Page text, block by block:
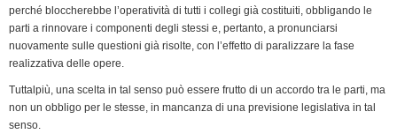
perché bloccherebbe l’operatività di tutti i collegi già costituiti, obbligando le
parti a rinnovare i componenti degli stessi e, pertanto, a pronunciarsi
nuovamente sulle questioni già risolte, con l’effetto di paralizzare la fase
realizzativa delle opere.
Tuttalpiù, una scelta in tal senso può essere frutto di un accordo tra le parti, ma
non un obbligo per le stesse, in mancanza di una previsione legislativa in tal
senso.